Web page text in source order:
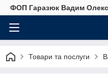
ФОП Гаразюк Вадим
Товари та послуги